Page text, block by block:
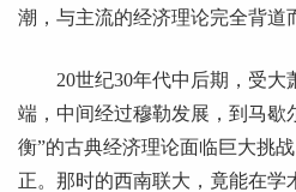
潮，与主流的经济理论完全背道
20世纪30年代中后期，受
端，中间经过穆勒发展，到马歇
衡”的古典经济理论面临巨大挑
正。那时的西南联大，竟能在学